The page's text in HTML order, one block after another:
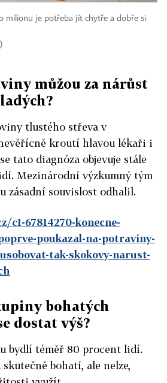
milionu je potřeba jít chytře a dobře si
můžou za nárůst
tlustého střeva v
kroutí hlavou lékaři i
tato diagnóza objevuje stále
Mezinárodní výzkumný tým
zásadní souvislost odhalil.
c1-67814270-konecne-
poukazal-na-potraviny-
tak-skokovy-narust-
bohatých
dostat výš?
bydlí téměř 80 procent lidí.
bohatí, ale nelze,